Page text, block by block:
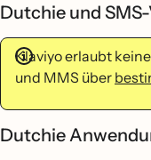
Dutchie und
Klaviyo erlaubt
und MMS über
Dutchie